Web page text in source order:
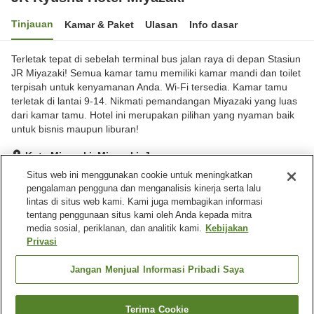
Tinjauan Kamar & Paket Ulasan Info dasar
Terletak tepat di sebelah terminal bus jalan raya di depan Stasiun
JR Miyazaki! Semua kamar tamu memiliki kamar mandi dan toilet
terpisah untuk kenyamanan Anda. Wi-Fi tersedia. Kamar tamu
terletak di lantai 9-14. Nikmati pemandangan Miyazaki yang luas
dari kamar tamu. Hotel ini merupakan pilihan yang nyaman baik
untuk bisnis maupun liburan!
Kota Miyazaki, Miyazaki, Jepang
Lihat di peta
Hebat Ulasan:723
Fasilitas properti
Tempat parkir
Spa / Salon kecantikan
Kafe
Situs web ini menggunakan cookie untuk meningkatkan
pengalaman pengguna dan menganalisis kinerja serta lalu
lintas di situs web kami. Kami juga membagikan informasi
tentang penggunaan situs kami oleh Anda kepada mitra
media sosial, periklanan, dan analitik kami. Kebijakan
Privasi
Jangan Menjual Informasi Pribadi Saya
Terima Cookie